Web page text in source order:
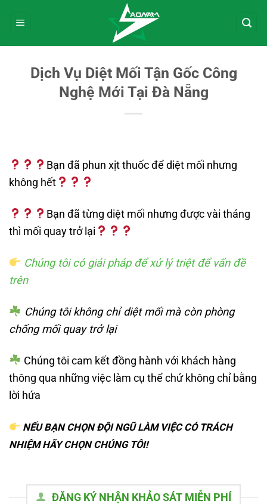
qua
Dịch Vụ Diệt Mối Tận Gốc Công
Nghệ Mới Tại Đà Nẵng
Bạn đã phun xịt thuốc để diệt mối nhưng
không hết
Bạn đã từng diệt mối nhưng được vài tháng
thì mối quay trở lại
Chúng tôi có giải pháp để xử lý triệt để vấn đề
trên
Chúng tôi không chỉ diệt mối mà còn phòng
chống mối quay trở lại
Chúng tôi cam kết đồng hành với khách hàng
thông qua những việc làm cụ thể chứ không chỉ bằng
lời hứa
NẾU BẠN CHỌN ĐỘI NGŨ LÀM VIỆC CÓ TRÁCH
NHIỆM HÃY CHỌN CHÚNG TÔI!
ĐĂNG KÝ NHẬN KHẢO SÁT MIỄN PHÍ